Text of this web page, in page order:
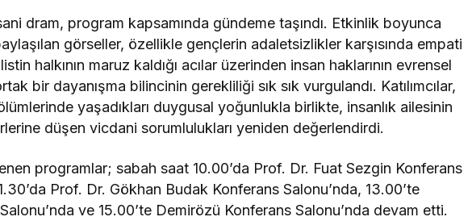
dram, program kapsamında gündeme taşındı. Etkinlik boyunca
görseller, özellikle gençlerin adaletsizlikler karşısında empati
halkının maruz kaldığı acılar üzerinden insan haklarının evrensel
bir dayanışma bilincinin gerekliliği sık sık vurgulandı. Katılımcılar,
yaşadıkları duygusal yoğunlukla birlikte, insanlık ailesinin
düşen vicdani sorumlulukları yeniden değerlendirdi.
programlar; sabah saat 10.00’da Prof. Dr. Fuat Sezgin Konferans
Prof. Dr. Gökhan Budak Konferans Salonu’nda, 13.00’te
ve 15.00’te Demirözü Konferans Salonu’nda devam etti.